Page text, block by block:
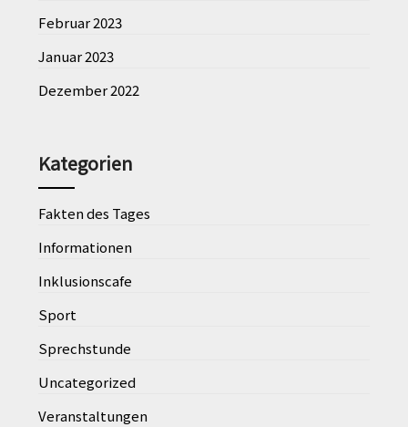
Februar 2023
Januar 2023
Dezember 2022
Kategorien
Fakten des Tages
Informationen
Inklusionscafe
Sport
Sprechstunde
Uncategorized
Veranstaltungen